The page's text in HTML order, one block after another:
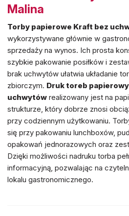
Malina
Torby papierowe Kraft bez
wykorzystywane głównie w
sprzedaży na wynos. Ich prosta
szybkie pakowanie posiłków i
brak uchwytów ułatwia układanie
zbiorczym. Druk toreb
uchwytów realizowany jest na
strukturze, który dobrze znosi
przy codziennym użytkowaniu.
się przy pakowaniu lunchboxów,
opakowań jednorazowych oraz
Dzięki możliwości nadruku torba
informacyjną, pozwalając na
lokalu gastronomicznego.